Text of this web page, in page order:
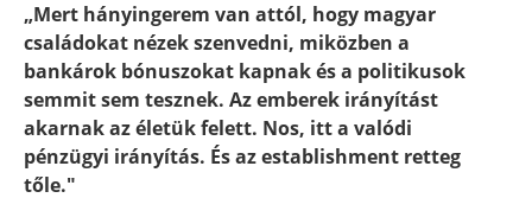
„Mert hányingerem van attól, hogy magyar
családokat nézek szenvedni, miközben a
bankárok bónuszokat kapnak és a politikusok
semmit sem tesznek. Az emberek irányítást
akarnak az életük felett. Nos, itt a valódi
pénzügyi irányítás. És az establishment retteg
tőle."